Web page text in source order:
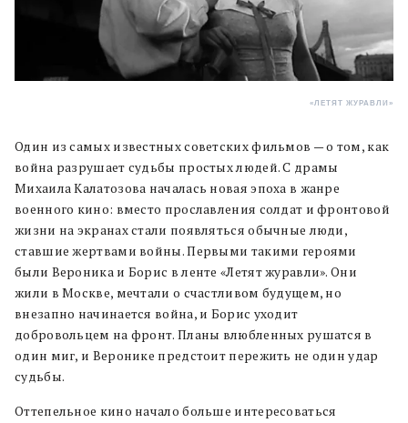
«ЛЕТЯТ ЖУРАВЛИ»
Один из самых известных советских фильмов — о том, как
война разрушает судьбы простых людей. С драмы
Михаила Калатозова началась новая эпоха в жанре
военного кино: вместо прославления солдат и фронтовой
жизни на экранах стали появляться обычные люди,
ставшие жертвами войны. Первыми такими героями
были Вероника и Борис в ленте «Летят журавли». Они
жили в Москве, мечтали о счастливом будущем, но
внезапно начинается война, и Борис уходит
добровольцем на фронт. Планы влюбленных рушатся в
один миг, и Веронике предстоит пережить не один удар
судьбы.
Оттепельное кино начало больше интересоваться